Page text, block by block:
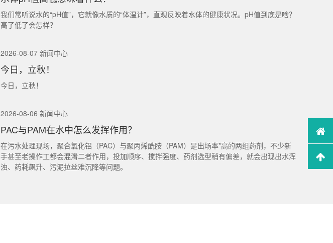
我们常听说水的“pH值”，它就像水质的“体温计”，直观反映着水体的健康状况。pH值到底是啥？
高了低了会怎样？
2026-08-07 新闻中心
今日，立秋！
今日，立秋！
2026-08-06 新闻中心
PAC与PAM在水中怎么发挥作用？
在污水处理现场，聚合氯化铝（PAC）与聚丙烯酰胺（PAM）是出场率*高的两组药剂，不少新
手甚至老操作工都会混淆二者作用，投加顺序、搅拌强度、药剂选型稍有偏差，就会出现出水浑
浊、药耗飙升、污泥拉丝难沉降等问题。